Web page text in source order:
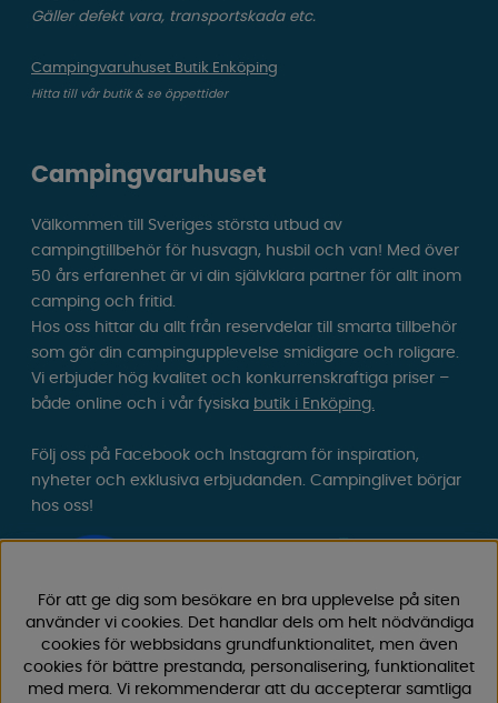
Gäller defekt vara, transportskada etc.
Campingvaruhuset Butik Enköping
Hitta till vår butik & se öppettider
Campingvaruhuset
Välkommen till Sveriges största utbud av
campingtillbehör för husvagn, husbil och van! Med över
50 års erfarenhet är vi din självklara partner för allt inom
camping och fritid.
Hos oss hittar du allt från reservdelar till smarta tillbehör
som gör din campingupplevelse smidigare och roligare.
Vi erbjuder hög kvalitet och konkurrenskraftiga priser –
både online och i vår fysiska butik i Enköping.
Följ oss på Facebook och Instagram för inspiration,
nyheter och exklusiva erbjudanden. Campinglivet börjar
hos oss!
För att ge dig som besökare en bra upplevelse på siten
använder vi cookies. Det handlar dels om helt nödvändiga
cookies för webbsidans grundfunktionalitet, men även
cookies för bättre prestanda, personalisering, funktionalitet
med mera. Vi rekommenderar att du accepterar samtliga